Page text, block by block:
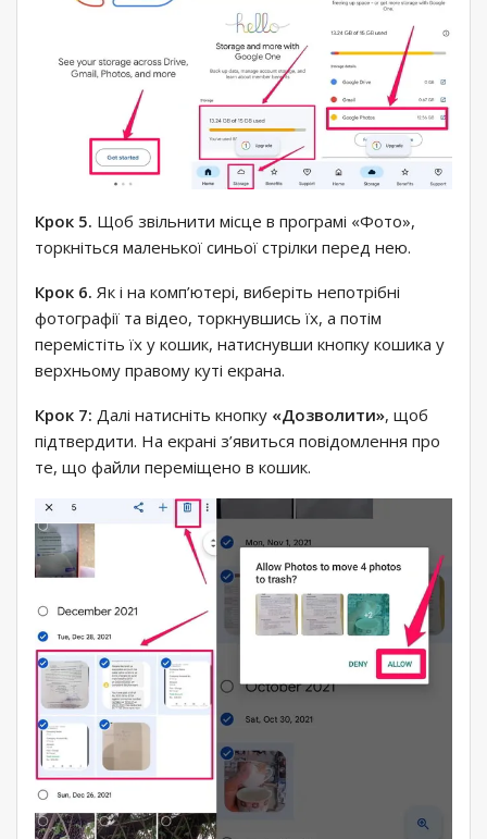
Крок 5. Щоб звільнити місце в програмі «Фото»,
торкніться маленької синьої стрілки перед нею.
Крок 6. Як і на комп’ютері, виберіть непотрібні
фотографії та відео, торкнувшись їх, а потім
перемістіть їх у кошик, натиснувши кнопку кошика у
верхньому правому куті екрана.
Крок 7: Далі натисніть кнопку «Дозволити», щоб
підтвердити. На екрані з’явиться повідомлення про
те, що файли переміщено в кошик.